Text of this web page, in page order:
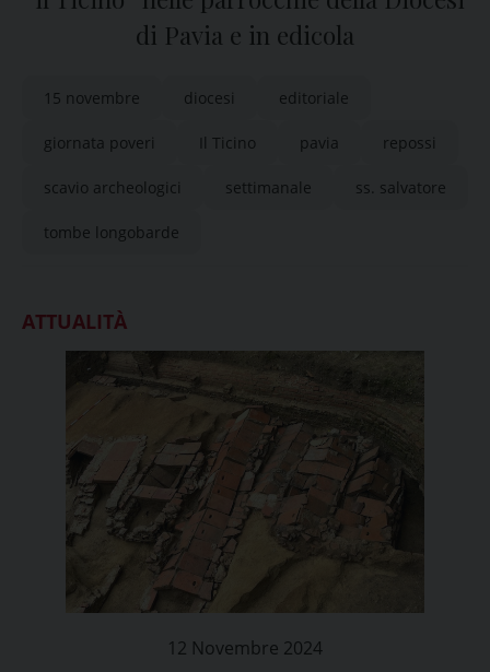
di Pavia e in edicola
15 novembre diocesi editoriale
giornata poveri Il Ticino pavia repossi
scavio archeologici settimanale ss. salvatore
tombe longobarde
ATTUALITÀ
12 Novembre 2024